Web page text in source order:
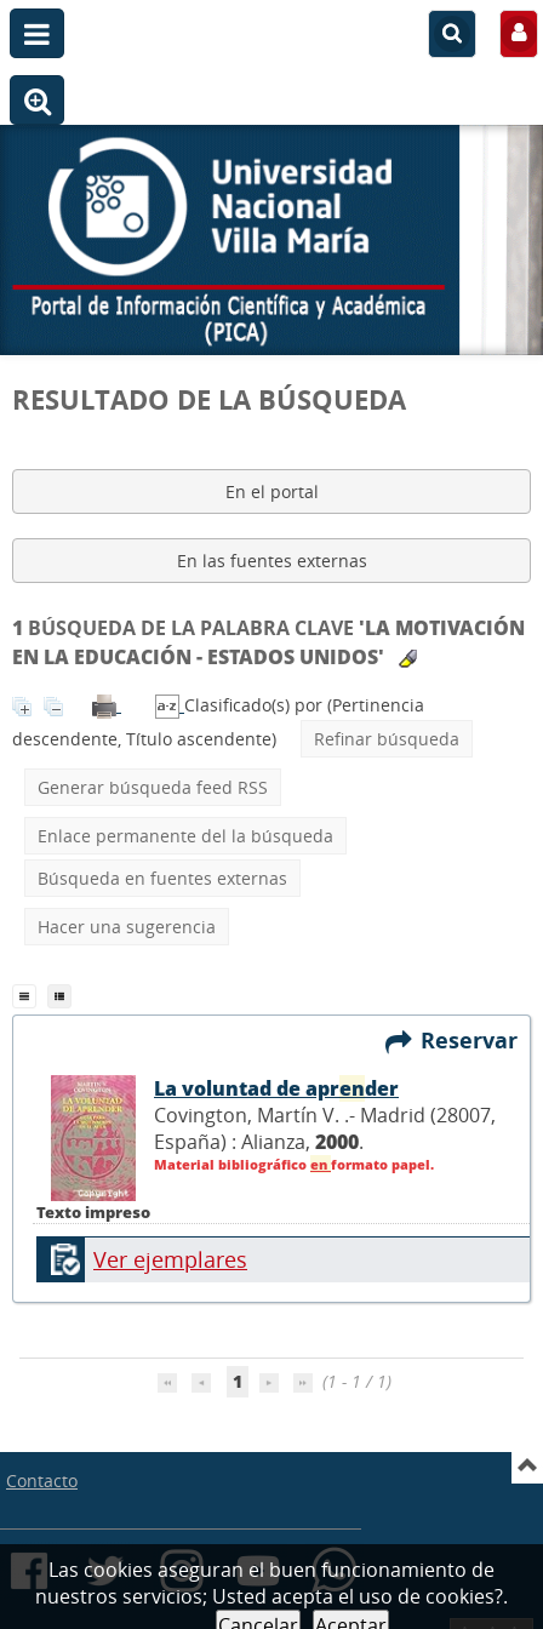
RESULTADO DE LA BÚSQUEDA
En el portal
En las fuentes externas
1 BÚSQUEDA DE LA PALABRA CLAVE 'LA MOTIVACIÓN
EN LA EDUCACIÓN - ESTADOS UNIDOS'
Clasificado(s) por (Pertinencia
descendente, Título ascendente)
Refinar búsqueda
Generar búsqueda feed RSS
Enlace permanente del la búsqueda
Búsqueda en fuentes externas
Hacer una sugerencia
Reservar
Texto impreso
La voluntad de aprender
Covington, Martín V. .- Madrid (28007,
España) : Alianza, 2000.
Material bibliográfico en formato papel.
Ver ejemplares
1 (1 - 1 / 1)
Contacto
Las cookies aseguran el buen funcionamiento de
nuestros servicios; Usted acepta el uso de cookies?.